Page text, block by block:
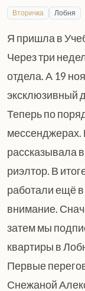
Вторичка Лобня
Я пришла в
Через три
отдела. А 19
эксклюзивный
Теперь по
мессенджерах.
рассказывала в
риэлтор. В
работали ещё в
внимание.
затем мы
квартиры в
Первые
Снежаной